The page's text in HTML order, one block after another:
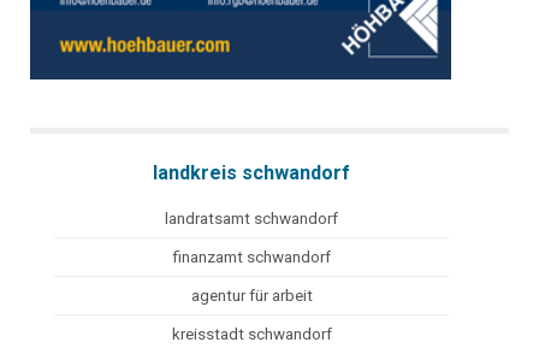
landkreis schwandorf
landratsamt schwandorf
finanzamt schwandorf
agentur für arbeit
kreisstadt schwandorf